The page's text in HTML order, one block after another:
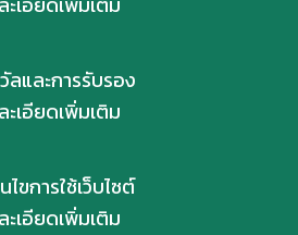
ลและการรับรอง
ะเอียดเพิ่มเติม
ไขการใช้เว็บไซต์
ะเอียดเพิ่มเติม